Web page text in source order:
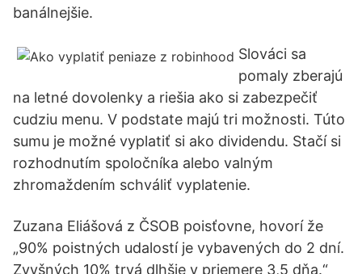
banálnejšie.
Slováci sa
pomaly zberajú
na letné dovolenky a riešia ako si zabezpečiť
cudziu menu. V podstate majú tri možnosti. Túto
sumu je možné vyplatiť si ako dividendu. Stačí si
rozhodnutím spoločníka alebo valným
zhromaždením schváliť vyplatenie.
Zuzana Eliášová z ČSOB poisťovne, hovorí že
„90% poistných udalostí je vybavených do 2 dní.
Zvyšných 10% trvá dlhšie v priemere 3,5 dňa.“